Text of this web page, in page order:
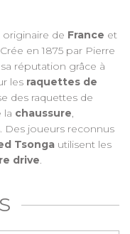
originaire de France et
en 1875 par Pierre
réputation grâce à
les raquettes de
des raquettes de
la chaussure,
Des joueurs reconnus
Tsonga utilisent les
drive.